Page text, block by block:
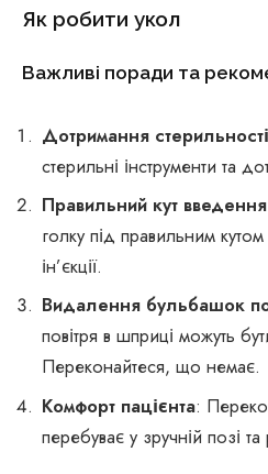
Як робити укол
Важливі поради та
Дотримання стерильності
стерильні інструменти та
Правильний кут введення
голку під правильним
ін’єкції.
Видалення бульбашок
повітря в шприці можуть
Переконайтеся, що немає.
Комфорт пацієнта:
перебуває у зручній позі